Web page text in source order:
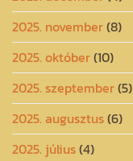
2025. november(8)
2025. október(10)
2025. szeptember(5)
2025. augusztus(6)
2025. július(4)